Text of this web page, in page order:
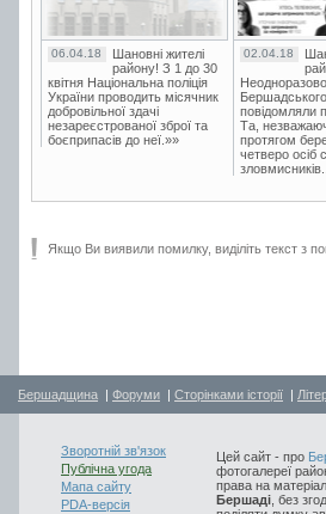
06.04.18
Шановні жителі
району! З 1 до 30
квітня Національна поліція
України проводить місячник
добровільної здачі
незареєстрованої зброї та
боєприпасів до неї.»»
02.04.18
Бершадського
повідомляли
Та,
протягом
четверо осіб
Якщо Ви виявили помилку, виділіть текст з
Бершадщина | Форуми | Сторінками історії |
Зворотній зв'язок
Публічна угода
Мапа сайту
PDA-версія
Цей сайт - про
фотогалереї
права на
Бершаді , без